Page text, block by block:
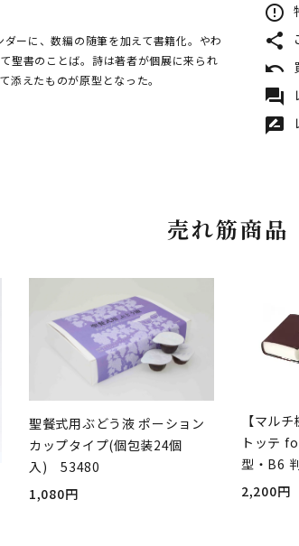
ーに、数編の随筆を加えて書籍化。やわ
聖書のことば。詩は著者が個展に来られ
添えたものが原型となった。
error_outline
share
undo
forum
rate_review
売れ筋商品
聖餐式用ぶどう液 ポーション
カップタイプ(個包装24個
入) 53480
1,080円
【マル
トッテ
型・B6
2,200円